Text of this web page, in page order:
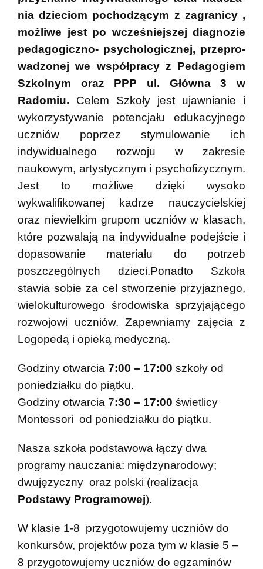
nia dzieciom pochodzącym z zagranicy ,
moż­liwe jest po wcze­śniej­szej dia­gno­zie
peda­go­giczno- psy­cho­lo­gicz­nej, prze­pro­
wa­dzo­nej we współ­pracy z Pedagogiem
Szkolnym oraz PPP ul. Główna 3 w
Radomiu. Celem Szkoły jest ujawnianie i
wykorzystywanie potencjału edukacyjnego
uczniów poprzez stymulowanie ich
indywidualnego rozwoju w zakresie
naukowym, artystycznym i psychofizycznym.
Jest to możliwe dzięki wysoko
wykwalifikowanej kadrze nauczycielskiej
oraz niewielkim grupom uczniów w klasach,
które pozwalają na indywidualne podejście i
dopasowanie materiału do potrzeb
poszczególnych dzieci.Ponadto Szkoła
stawia sobie za cel stworzenie przyjaznego,
wielokulturowego środowiska sprzyjającego
rozwojowi uczniów. Zapewniamy zajęcia z
Logopedą i opieką medyczną.
Godziny otwarcia 7:00 – 17:00 szkoły od
poniedziałku do piątku.
Godziny otwarcia 7:30 – 17:00 świetlicy
Montessori od poniedziałku do piątku.
Nasza szkoła podstawowa łączy dwa
programy nauczania: międzynarodowy;
dwujęzyczny oraz polski (realizacja
Podstawy Programowej).
W klasie 1-8 przygotowujemy uczniów do
konkursów, projektów poza tym w klasie 5 –
8 przygotowujemy uczniów do egzaminów